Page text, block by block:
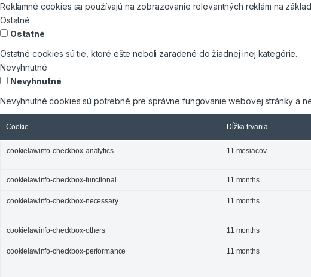
Reklamné cookies sa používajú na zobrazovanie relevantných reklám na
Ostatné
Ostatné
Ostatné cookies sú tie, ktoré ešte neboli zaradené do žiadnej inej kategórie.
Nevyhnutné
Nevyhnutné
Nevyhnutné cookies sú potrebné pre správne fungovanie webovej stránky a
Cookie Dĺžka trvania
cookielawinfo-checkbox-analytics 11 mesiacov
cookielawinfo-checkbox-functional 11 months
cookielawinfo-checkbox-necessary 11 months
cookielawinfo-checkbox-others 11 months
cookielawinfo-checkbox-performance 11 months